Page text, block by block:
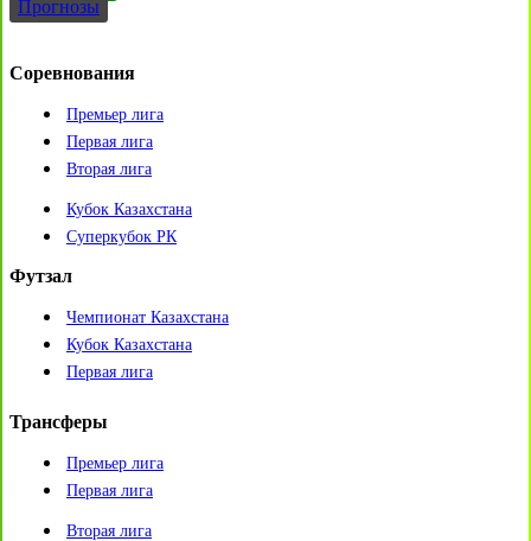
Прогнозы
Соревнования
Премьер лига
Первая лига
Вторая лига
Кубок Казахстана
Суперкубок РК
Футзал
Чемпионат Казахстана
Кубок Казахстана
Первая лига
Трансферы
Премьер лига
Первая лига
Вторая лига